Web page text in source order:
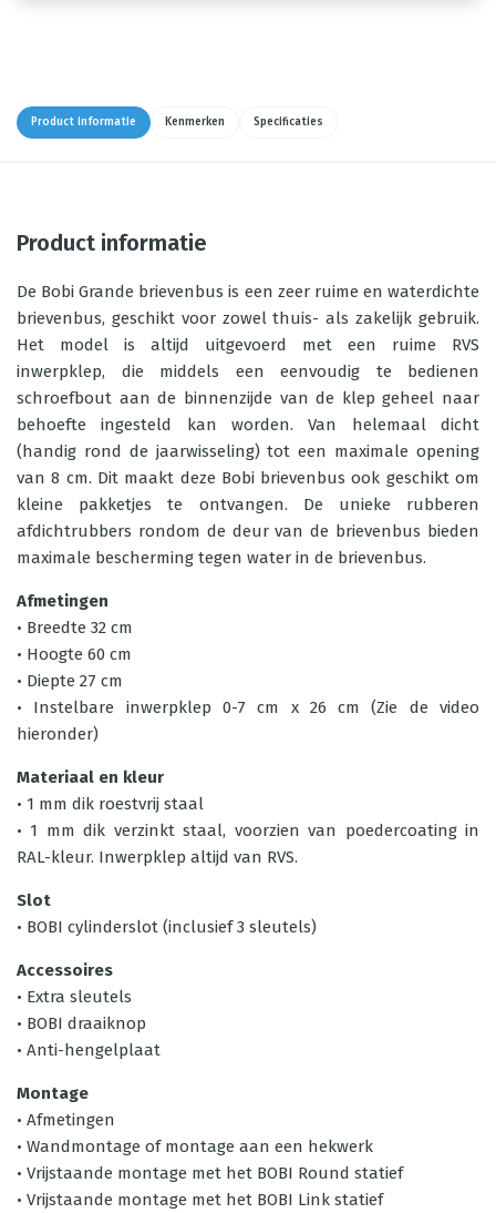
Product informatie Kenmerken Specificaties
Product informatie
De Bobi Grande brievenbus is een zeer ruime en waterdichte
brievenbus, geschikt voor zowel thuis- als zakelijk gebruik.
Het model is altijd uitgevoerd met een ruime RVS
inwerpklep, die middels een eenvoudig te bedienen
schroefbout aan de binnenzijde van de klep geheel naar
behoefte ingesteld kan worden. Van helemaal dicht
(handig rond de jaarwisseling) tot een maximale opening
van 8 cm. Dit maakt deze Bobi brievenbus ook geschikt om
kleine pakketjes te ontvangen. De unieke rubberen
afdichtrubbers rondom de deur van de brievenbus bieden
maximale bescherming tegen water in de brievenbus.
Afmetingen
• Breedte 32 cm
• Hoogte 60 cm
• Diepte 27 cm
• Instelbare inwerpklep 0-7 cm x 26 cm (Zie de video
hieronder)
Materiaal en kleur
• 1 mm dik roestvrij staal
• 1 mm dik verzinkt staal, voorzien van poedercoating in
RAL-kleur. Inwerpklep altijd van RVS.
Slot
• BOBI cylinderslot (inclusief 3 sleutels)
Accessoires
• Extra sleutels
• BOBI draaiknop
• Anti-hengelplaat
Montage
• Afmetingen
• Wandmontage of montage aan een hekwerk
• Vrijstaande montage met het BOBI Round statief
• Vrijstaande montage met het BOBI Link statief